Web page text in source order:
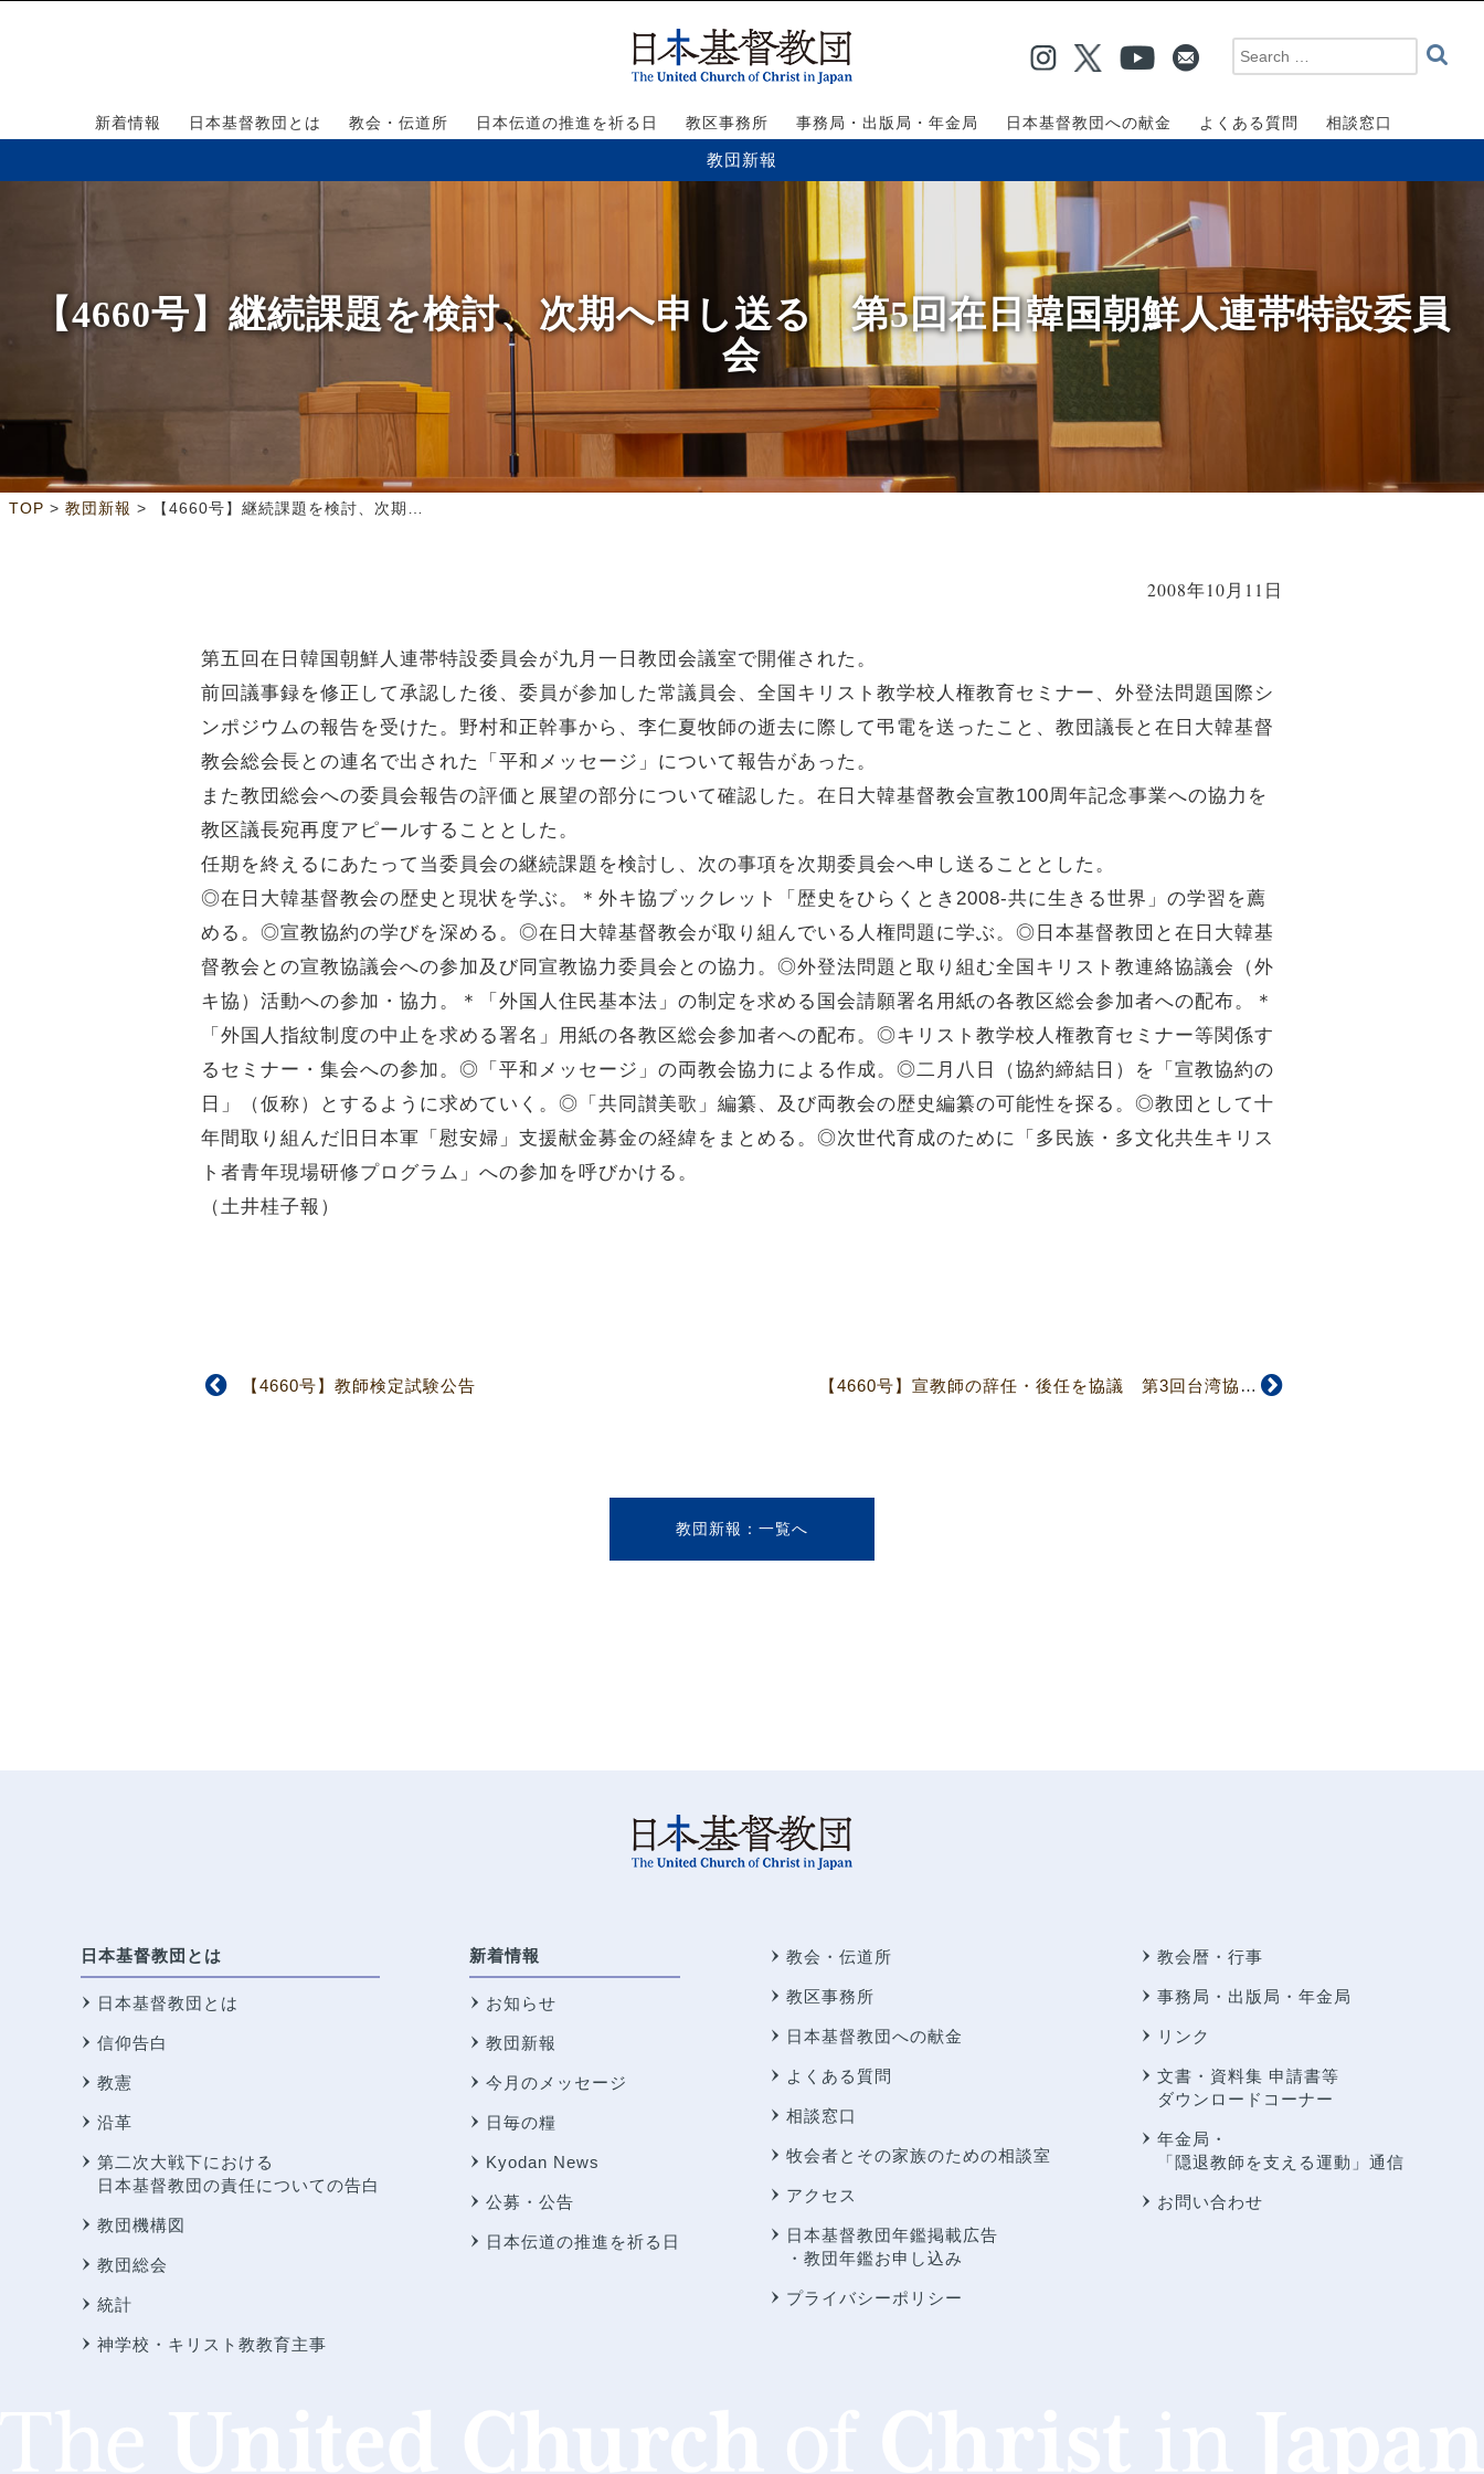
新着情報 日本基督教団とは 教会・伝道所 日本伝道の推進を祈る日 教区事務所 事務局・出版局・年金局 日本基督教団への献金 よくある質問 相談窓口
教団新報
【4660号】継続課題を検討、次期へ申し送る 第5回在日韓国朝鮮人連帯特設委員
会
TOP > 教団新報 > 【4660号】継続課題を検討、次期へ申し送る 第5回在日韓国朝鮮人連帯特設委員会
2008年10月11日
第五回在日韓国朝鮮人連帯特設委員会が九月一日教団会議室で開催された。
前回議事録を修正して承認した後、委員が参加した常議員会、全国キリスト教学校人権教育セミナー、外登法問題国際シ
ンポジウムの報告を受けた。野村和正幹事から、李仁夏牧師の逝去に際して弔電を送ったこと、教団議長と在日大韓基督
教会総会長との連名で出された「平和メッセージ」について報告があった。
また教団総会への委員会報告の評価と展望の部分について確認した。在日大韓基督教会宣教100周年記念事業への協力を
教区議長宛再度アピールすることとした。
任期を終えるにあたって当委員会の継続課題を検討し、次の事項を次期委員会へ申し送ることとした。
◎在日大韓基督教会の歴史と現状を学ぶ。＊外キ協ブックレット「歴史をひらくとき2008-共に生きる世界」の学習を薦
める。◎宣教協約の学びを深める。◎在日大韓基督教会が取り組んでいる人権問題に学ぶ。◎日本基督教団と在日大韓基
督教会との宣教協議会への参加及び同宣教協力委員会との協力。◎外登法問題と取り組む全国キリスト教連絡協議会（外
キ協）活動への参加・協力。＊「外国人住民基本法」の制定を求める国会請願署名用紙の各教区総会参加者への配布。＊
「外国人指紋制度の中止を求める署名」用紙の各教区総会参加者への配布。◎キリスト教学校人権教育セミナー等関係す
るセミナー・集会への参加。◎「平和メッセージ」の両教会協力による作成。◎二月八日（協約締結日）を「宣教協約の
日」（仮称）とするように求めていく。◎「共同讃美歌」編纂、及び両教会の歴史編纂の可能性を探る。◎教団として十
年間取り組んだ旧日本軍「慰安婦」支援献金募金の経緯をまとめる。◎次世代育成のために「多民族・多文化共生キリス
ト者青年現場研修プログラム」への参加を呼びかける。
（土井桂子報）
【4660号】教師検定試験公告 【4660号】宣教師の辞任・後任を協議 第3回台湾協約委員会
教団新報
日本基督教団とは
日本基督教団とは
信仰告白
教憲
沿革
第二次大戦下における
日本基督教団の責任についての告白
教団機構図
教団総会
統計
神学校・キリスト教教育主事
新着情報
お知らせ
教団新報
今月のメッセージ
日毎の糧
Kyodan News
公募・公告
日本伝道の推進を祈る日
教会・伝道所
教区事務所
日本基督教団への献金
よくある質問
相談窓口
牧会者とその家族のための相談室
アクセス
日本基督教団年鑑掲載広告
・教団年鑑お申し込み
プライバシーポリシー
教会暦・行事
事務局・出版局・年金局
リンク
文書・資料集 申請書等
ダウンロードコーナー
年金局・
「隠退教師を支える運動」通信
お問い合わせ